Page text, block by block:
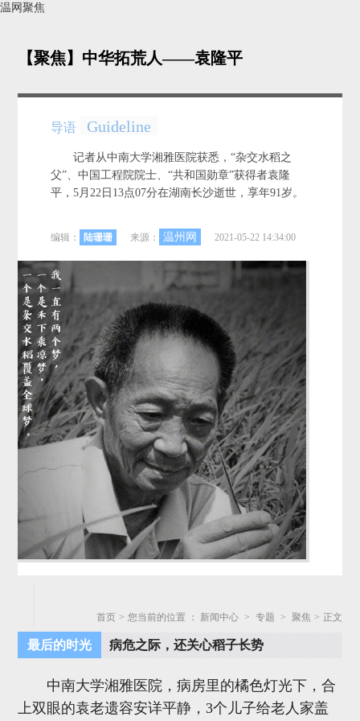
温网聚焦
【聚焦】中华拓荒人——袁隆平
导语 Guideline
记者从中南大学湘雅医院获悉，“杂交水稻之
父”、中国工程院院士、“共和国勋章”获得者袁隆
平，5月22日13点07分在湖南长沙逝世，享年91岁。
编辑： 陆珊珊 来源： 温州网 2021-05-22 14:34:00
首页 > 您当前的位置 ： 新闻中心 > 专题 > 聚焦 > 正文
最后的时光 病危之际，还关心稻子长势
中南大学湘雅医院，病房里的橘色灯光下，合
上双眼的袁老遗容安详平静，3个儿子给老人家盖